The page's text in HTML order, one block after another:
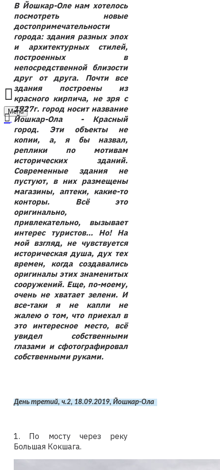
Menu
В Йошкар-Оле нам хотелось
посмотреть новые
достопримечательности
города: здания разных эпох
и архитектурных стилей,
построенных в
непосредственной близости
друг от друга. Почти все
здания построены из
красного кирпича, не зря с
1927г. город носит название
Йошкар-Ола - Красный
город. Эти объекты не
копии, а, я бы назвал,
реплики по мотивам
исторических зданий.
Современные здания не
пустуют, в них размещены
магазины, аптеки, какие-то
конторы. Всё это
оригинально,
привлекательно, вызывает
интерес туристов… Но! На
мой взгляд, не чувствуется
историческая душа, дух тех
времен, когда создавались
оригиналы этих знаменитых
сооружений. Еще, по-моему,
очень не хватает зелени. И
все-таки я не капли не
жалею о том, что приехал в
это интересное место, всё
увидел собственными
глазами и сфотографировал
собственными руками.
День третий, ч.2, 18.09.2019, Йошкар-Ола
1. По мосту через реку
Большая Кокшага.